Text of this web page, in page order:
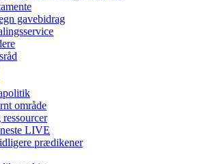
gavebidrag
område
LIVE
prædikener